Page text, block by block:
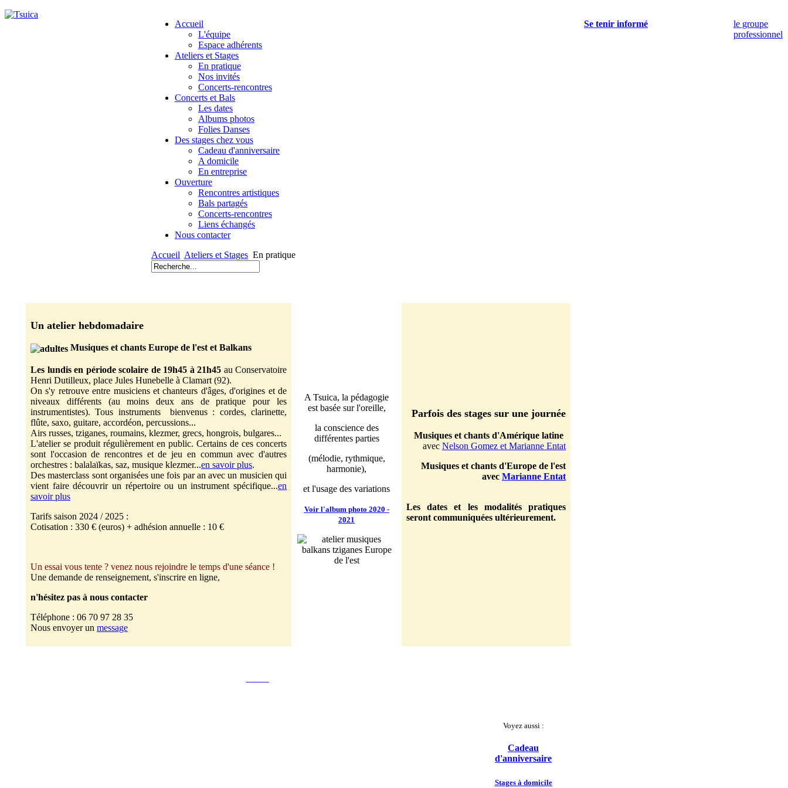
Accueil
L'équipe
Espace adhérents
Ateliers et Stages
En pratique
Nos invités
Concerts-rencontres
Concerts et Bals
Les dates
Albums photos
Folies Danses
Des stages chez vous
Cadeau d'anniversaire
A domicile
En entreprise
Ouverture
Rencontres artistiques
Bals partagés
Concerts-rencontres
Liens échangés
Nous contacter
Accueil Ateliers et Stages En pratique
le groupe
professionnel
Se tenir informé
Un atelier hebdomadaire
Musiques et chants Europe de l'est et Balkans
Les lundis en période scolaire de 19h45 à 21h45 au Conservatoire
Henri Dutilleux, place Jules Hunebelle à Clamart (92).
On s'y retrouve entre musiciens et chanteurs d'âges, d'origines et de
niveaux différents (au moins deux ans de pratique pour les
instrumentistes). Tous instruments bienvenus : cordes, clarinette,
flûte, saxo, guitare, accordéon, percussions...
Airs russes, tziganes, roumains, klezmer, grecs, hongrois, bulgares...
L'atelier se produit régulièrement en public. Certains de ces concerts
sont l'occasion de rencontres et de jeu en commun avec d'autres
orchestres : balalaïkas, saz, musique klezmer...en savoir plus.
Des masterclass sont organisées une fois par an avec un musicien qui
vient faire découvrir un répertoire ou un instrument spécifique...en
savoir plus
Tarifs saison 2024 / 2025 :
Cotisation : 330 € (euros) + adhésion annuelle : 10 €
Un essai vous tente ? venez nous rejoindre le temps d'une séance !
Une demande de renseignement, s'inscrire en ligne,
n'hésitez pas à nous contacter
Téléphone : 06 70 97 28 35
Nous envoyer un message
A Tsuica, la pédagogie
est basée sur l'oreille,
la conscience des
différentes parties
(mélodie, rythmique,
harmonie),
et l'usage des variations
Voir l'album photo 2020 -
2021
Parfois des stages sur une journée
Musiques et chants d'Amérique latine
avec Nelson Gomez et Marianne Entat
Musiques et chants d'Europe de l'est
avec Marianne Entat
Les dates et les modalités pratiques
seront communiquées ultérieurement.
Voyez aussi :
Cadeau
d'anniversaire
Stages à domicile